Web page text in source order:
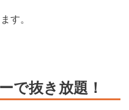
す。
で抜き放題！